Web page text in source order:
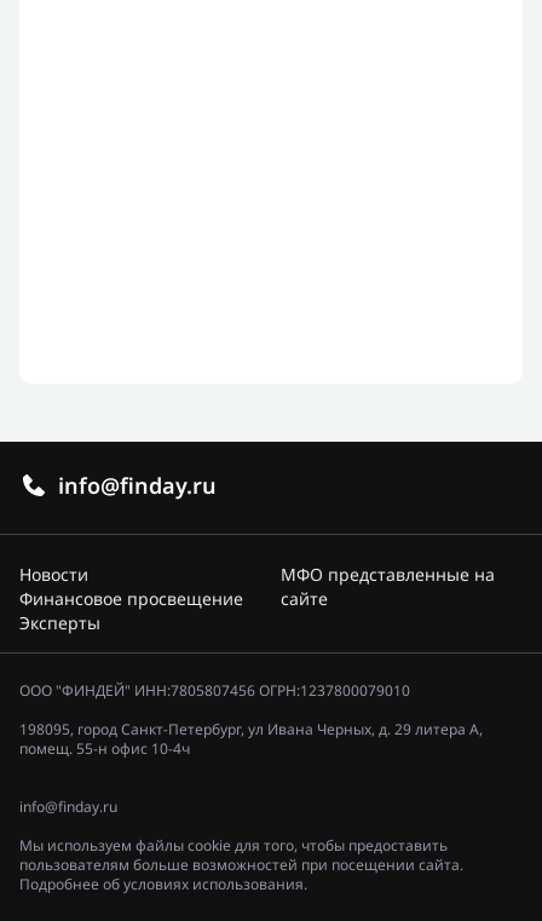
info@finday.ru
Новости
Финансовое просвещение
Эксперты
МФО представленные на
сайте
ООО "ФИНДЕЙ" ИНН:7805807456 ОГРН:1237800079010
198095, город Санкт-Петербург, ул Ивана Черных, д. 29 литера А,
помещ. 55-н офис 10-4ч
info@finday.ru
Мы используем файлы cookie для того, чтобы предоставить
пользователям больше возможностей при посещении сайта.
Подробнее об условиях использования.